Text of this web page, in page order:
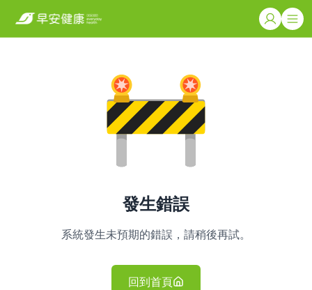
發生錯誤
系統發生未預期的錯誤，請稍後再試。
回到首頁